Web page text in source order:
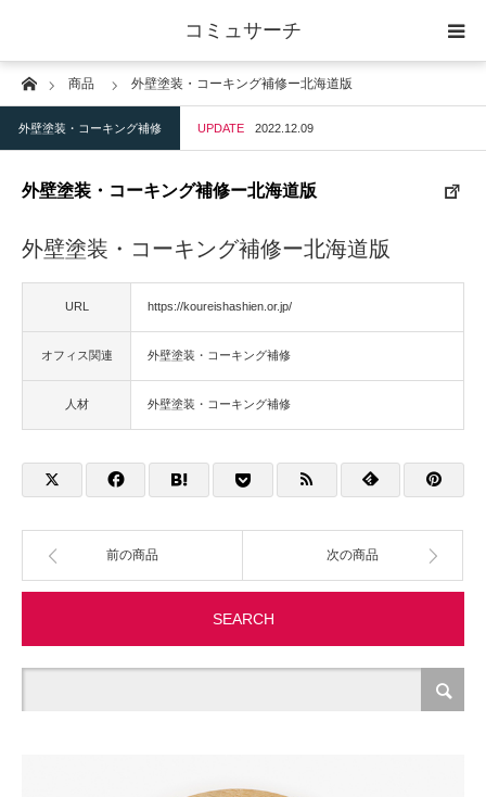
コミュサーチ
Home商品 外壁塗装・コーキング補修ー北海道版
外壁塗装・コーキング補修 UPDATE 2022.12.09
外壁塗装・コーキング補修ー北海道版
外壁塗装・コーキング補修ー北海道版
URL https://koureishashien.or.jp/
オフィス関連 外壁塗装・コーキング補修
人材 外壁塗装・コーキング補修
前の商品 次の商品
SEARCH
ホーム
士業
店舗・建築
物流・運送
事務